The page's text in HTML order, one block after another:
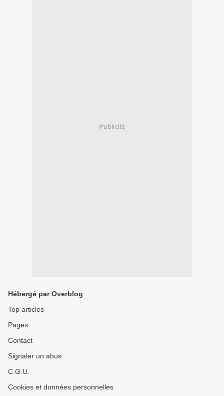
Publicité
Hébergé par Overblog
Top articles
Pages
Contact
Signaler un abus
C.G.U.
Cookies et données personnelles